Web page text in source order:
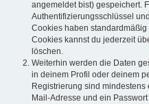
angemeldet bist) gespeichert.
Authentifizierungsschlüssel
Cookies haben
Cookies kannst du jederzeit
löschen.
Weiterhin werden die Daten
in deinem Profil oder deinem
Registrierung sind
Mail-Adresse und ein